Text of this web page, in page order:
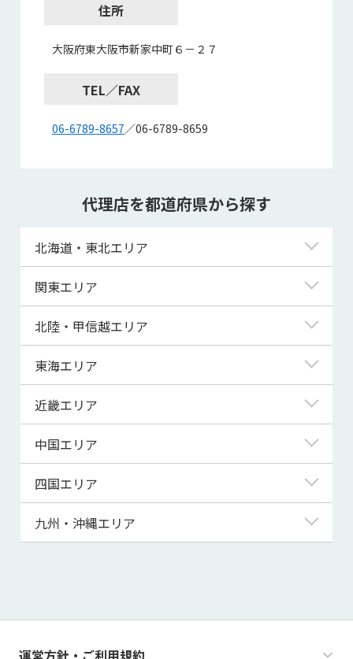
住所
大阪府東大阪市新家中町６－２７
TEL／FAX
06-6789-8657／06-6789-8659
代理店を都道府県から探す
北海道・東北エリア
北海道
青森県
宮城県
秋田県
山形県
関東エリア
東京都
神奈川県
埼玉県
千葉県
茨城県
群馬県
北陸・甲信越エリア
新潟県
富山県
福井県
山梨県
長野県
東海エリア
岐阜県
静岡県
三重県
近畿エリア
滋賀県
京都府
大阪府
兵庫県
和歌山県
中国エリア
鳥取県
島根県
山口県
四国エリア
徳島県
高知県
九州・沖縄エリア
運営方針・ご利用規約